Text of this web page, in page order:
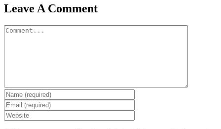
Leave A Comment
Comment